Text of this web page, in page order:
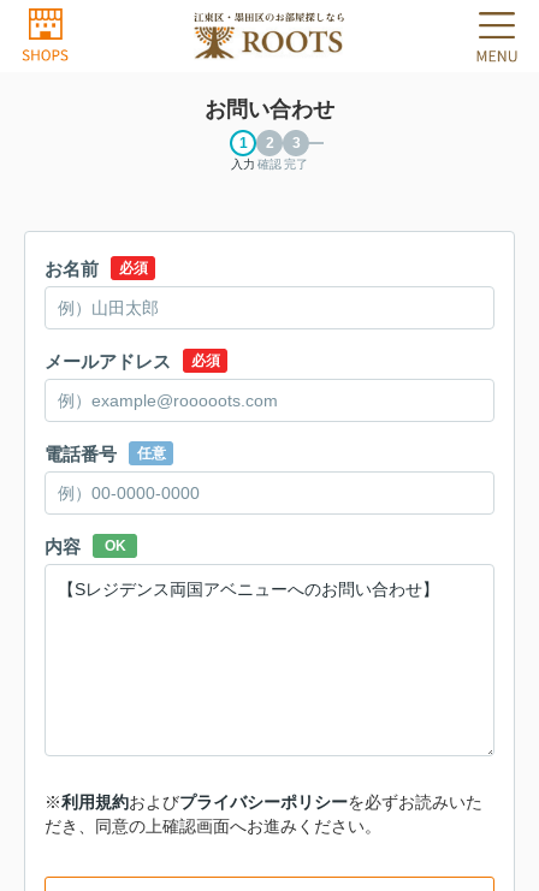
お問い合わせ
入力 確認完了
お名前 必須
メールアドレス 必須
電話番号 任意
内容 OK
※利用規約およびプライバシーポリシーを必ずお読みいた
だき、同意の上確認画面へお進みください。